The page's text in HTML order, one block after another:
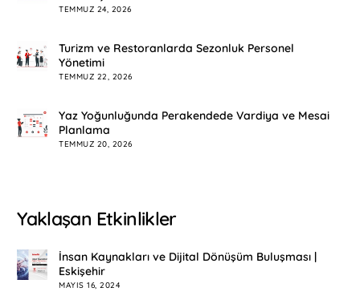
TEMMUZ 24, 2026
Turizm ve Restoranlarda Sezonluk Personel
Yönetimi
TEMMUZ 22, 2026
Yaz Yoğunluğunda Perakendede Vardiya ve Mesai
Planlama
TEMMUZ 20, 2026
Yaklaşan Etkinlikler
İnsan Kaynakları ve Dijital Dönüşüm Buluşması |
Eskişehir
MAYIS 16, 2024